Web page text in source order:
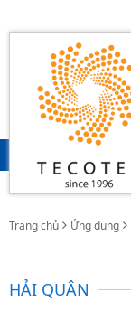
Trang chủ Ứng dụng
HẢI QUÂN